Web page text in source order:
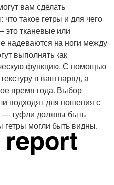
вам сделать
такое гетры и для чего
тканевые или
надеваются на ноги между
выполнять как
функцию. С помощью
в ваш наряд, а
время года. Выбор
подходят для ношения с
— туфли должны быть
гетры могли быть видны.